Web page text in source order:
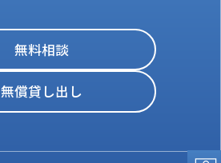
無料相談
無償貸し出し